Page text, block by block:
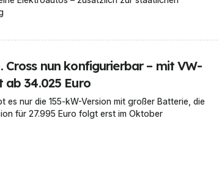
Cross nun konfigurierbar – mit VW-
ab 34.025 Euro
es nur die 155-kW-Version mit großer Batterie, die
für 27.995 Euro folgt erst im Oktober